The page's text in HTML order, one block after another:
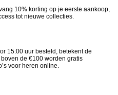
10% korting op je eerste aankoop,
tot nieuwe collecties.
15:00 uur besteld, betekent de
de €100 worden gratis
voor heren online.